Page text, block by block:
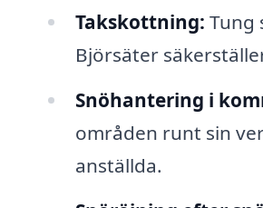
Takskottning: Tung
Björsäter
Snöhantering i
områden runt sin
anställda.